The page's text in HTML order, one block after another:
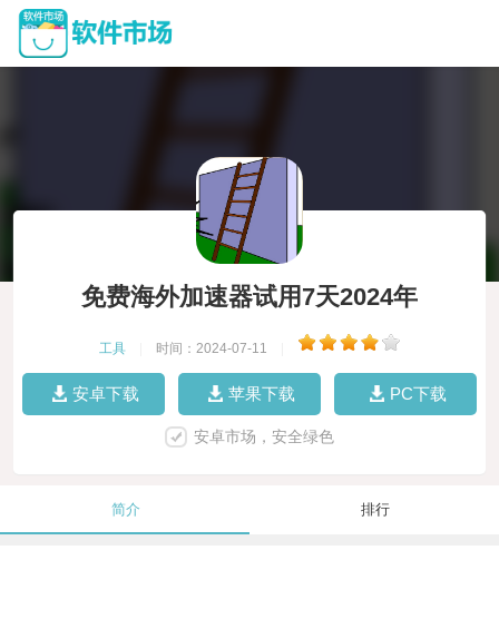
免费海外加速器试用7天2024年
工具 时间：2024-07-11
安卓下载 苹果下载 PC下载
安卓市场，安全绿色
简介 排行